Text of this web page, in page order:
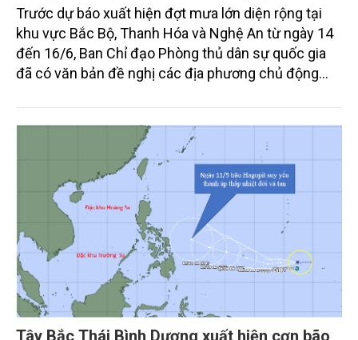
Trước dự báo xuất hiện đợt mưa lớn diện rộng tại
khu vực Bắc Bộ, Thanh Hóa và Nghệ An từ ngày 14
đến 16/6, Ban Chỉ đạo Phòng thủ dân sự quốc gia
đã có văn bản đề nghị các địa phương chủ động
chế thấp nhất thiệt hại do thiên tai gây ra.
Tây Bắc Thái Bình Dương xuất hiện cơn bão